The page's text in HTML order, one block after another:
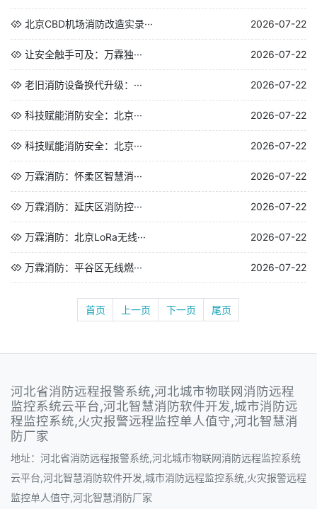
北京CBD机场消防改造实录··· 2026-07-22
让安全触手可及：万霖独··· 2026-07-22
老旧消防设备换代升级：··· 2026-07-22
科技赋能消防安全：北京··· 2026-07-22
科技赋能消防安全：北京··· 2026-07-22
万霖消防：怀柔区智慧消··· 2026-07-22
万霖消防：延庆区消防控··· 2026-07-22
万霖消防：北京LoRa无线··· 2026-07-22
万霖消防：平谷区无线燃··· 2026-07-22
首页 上一页 下一页 尾页
河北省消防远程报警系统,河北城市物联网消防远程
监控系统云平台,河北智慧消防软件开发,城市消防远
程监控系统,火灾报警远程监控单人值守,河北智慧消
防厂家
地址：河北省消防远程报警系统,河北城市物联网消防远程监控系统
云平台,河北智慧消防软件开发,城市消防远程监控系统,火灾报警远程
监控单人值守,河北智慧消防厂家